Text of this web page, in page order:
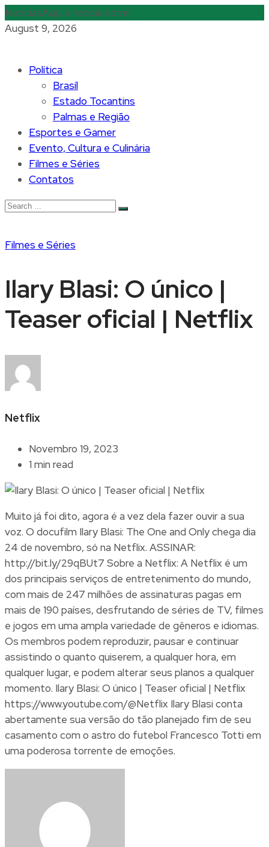
NotíciasAqui a notícia corre
August 9, 2026
Política
Brasíl
Estado Tocantins
Palmas e Região
Esportes e Gamer
Evento, Cultura e Culinária
Filmes e Séries
Contatos
Filmes e Séries
Ilary Blasi: O único |
Teaser oficial | Netflix
Netflix
Novembro 19, 2023
1 min read
Muito já foi dito, agora é a vez dela fazer ouvir a sua
voz. O docufilm Ilary Blasi: The One and Only chega dia
24 de novembro, só na Netflix. ASSINAR:
http://bit.ly/29qBUt7 Sobre a Netflix: A Netflix é um
dos principais serviços de entretenimento do mundo,
com mais de 247 milhões de assinaturas pagas em
mais de 190 países, desfrutando de séries de TV, filmes
e jogos em uma ampla variedade de gêneros e idiomas.
Os membros podem reproduzir, pausar e continuar
assistindo o quanto quiserem, a qualquer hora, em
qualquer lugar, e podem alterar seus planos a qualquer
momento. Ilary Blasi: O único | Teaser oficial | Netflix
https://www.youtube.com/@Netflix Ilary Blasi conta
abertamente sua versão do tão planejado fim de seu
casamento com o astro do futebol Francesco Totti em
uma poderosa torrente de emoções.